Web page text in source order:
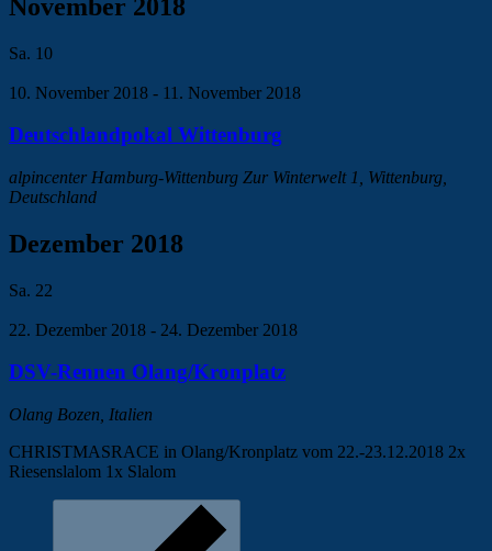
November 2018
Sa. 10
10. November 2018 - 11. November 2018
Deutschlandpokal Wittenburg
alpincenter Hamburg-Wittenburg Zur Winterwelt 1, Wittenburg,
Deutschland
Dezember 2018
Sa. 22
22. Dezember 2018 - 24. Dezember 2018
DSV-Rennen Olang/Kronplatz
Olang Bozen, Italien
CHRISTMASRACE in Olang/Kronplatz vom 22.-23.12.2018 2x
Riesenslalom 1x Slalom